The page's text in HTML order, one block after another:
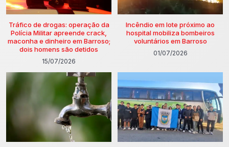
Tráfico de drogas: operação da
Polícia Militar apreende crack,
maconha e dinheiro em Barroso;
dois homens são detidos
15/07/2026
Incêndio em lote próximo ao
hospital mobiliza bombeiros
voluntários em Barroso
01/07/2026